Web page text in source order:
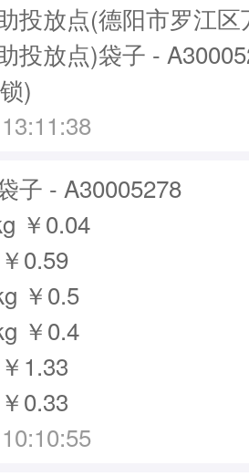
投放点(德阳市罗江
投放点)袋子 -
)
子 - A30005278
￥0.04
0.59
￥0.5
￥0.4
1.33
0.33